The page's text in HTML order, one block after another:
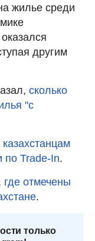
жилье среди
другим
сколько
"с
по Trade-In.
где отмечены
.
только